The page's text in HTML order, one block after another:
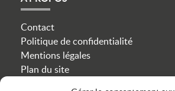
Contact
Politique de confidentialité
Mentions légales
Plan du site